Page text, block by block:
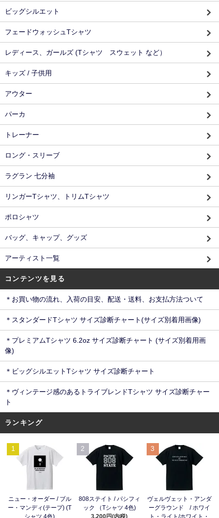
ビッグシルエット
フェードウォッシュTシャツ
レディース、ガールズ (Tシャツ スウェット など）
キッズ / 子供用
アウター
パーカ
トレーナー
ロング・スリーブ
ラグラン 七分袖
リンガーTシャツ、トリムTシャツ
ポロシャツ
バッグ、キャップ、グッズ
アーティスト一覧
コンテンツを見る
＊お買い物の流れ、入荷の目安、配送・送料、お支払方法ついて
＊スタンダードTシャツ サイズ診断チャート(サイズ別着用画像)
＊プレミアムTシャツ 6.2oz サイズ診断チャート (サイズ別着用画
像)
＊ビッグシルエットTシャツ サイズ診断チャート
＊ヴィンテージ感のあるトライブレンドTシャツ サイズ診断チャー
ト
ランキング
1
ニュー・オーダー / ブル
ー・マンディ(テープ) (T
2
808ステイト / パシフィ
ック （Tシャツ 4色)
3
ヴェルヴェット・アンダ
ーグラウンド / ホワイ